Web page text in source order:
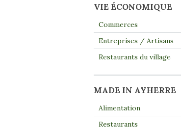
VIE ÉCONOMIQUE
Commerces
Entreprises / Artisans
Restaurants du village
MADE IN AYHERRE
Alimentation
Restaurants